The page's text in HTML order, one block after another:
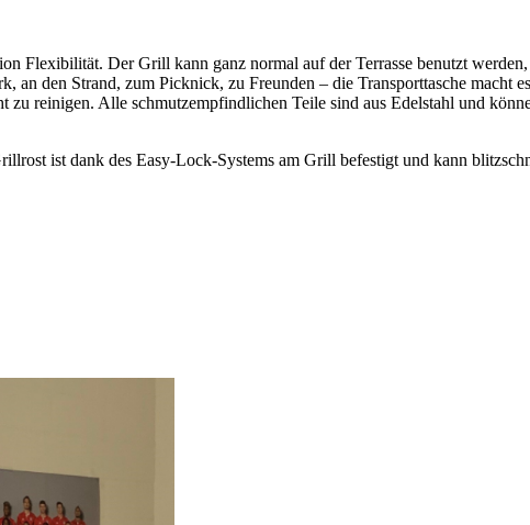
Flexibilität. Der Grill kann ganz normal auf der Terrasse benutzt
den Strand, zum Picknick, zu Freunden – die Transporttasche macht
reinigen. Alle schmutzempfindlichen Teile sind aus Edelstahl und
ist dank des Easy-Lock-Systems am Grill befestigt und kann